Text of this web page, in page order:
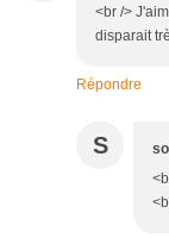
<br />
disparait
Répondre
S